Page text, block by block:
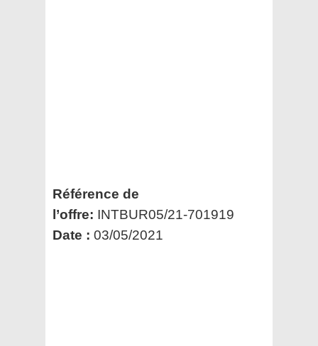
Référence de
l’offre: INTBUR05/21-701919
Date : 03/05/2021